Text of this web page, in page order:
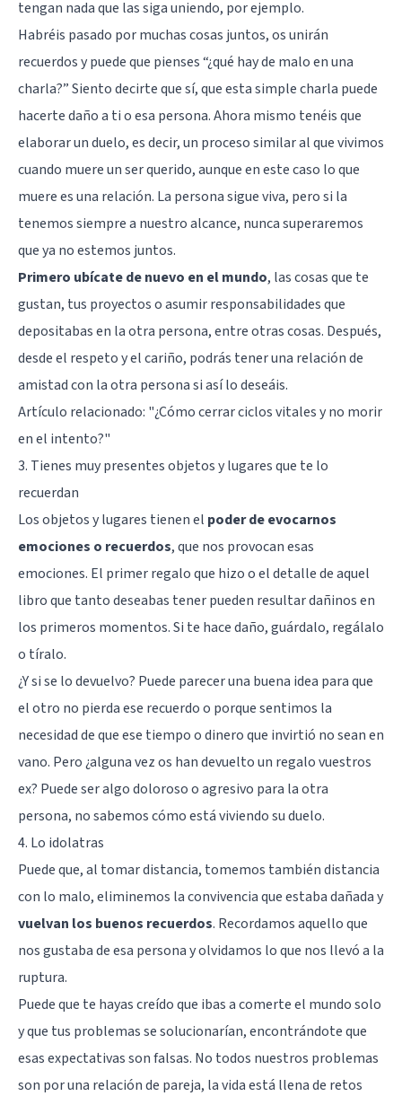
tengan nada que las siga uniendo, por ejemplo.
Habréis pasado por muchas cosas juntos, os unirán
recuerdos y puede que pienses “¿qué hay de malo en una
charla?” Siento decirte que sí, que esta simple charla puede
hacerte daño a ti o esa persona. Ahora mismo tenéis que
elaborar un duelo, es decir, un proceso similar al que vivimos
cuando muere un ser querido, aunque en este caso lo que
muere es una relación. La persona sigue viva, pero si la
tenemos siempre a nuestro alcance, nunca superaremos
que ya no estemos juntos.
Primero ubícate de nuevo en el mundo, las cosas que te
gustan, tus proyectos o asumir responsabilidades que
depositabas en la otra persona, entre otras cosas. Después,
desde el respeto y el cariño, podrás tener una relación de
amistad con la otra persona si así lo deseáis.
Artículo relacionado: "¿Cómo cerrar ciclos vitales y no morir
en el intento?"
3. Tienes muy presentes objetos y lugares que te lo
recuerdan
Los objetos y lugares tienen el poder de evocarnos
emociones o recuerdos, que nos provocan esas
emociones. El primer regalo que hizo o el detalle de aquel
libro que tanto deseabas tener pueden resultar dañinos en
los primeros momentos. Si te hace daño, guárdalo, regálalo
o tíralo.
¿Y si se lo devuelvo? Puede parecer una buena idea para que
el otro no pierda ese recuerdo o porque sentimos la
necesidad de que ese tiempo o dinero que invirtió no sean en
vano. Pero ¿alguna vez os han devuelto un regalo vuestros
ex? Puede ser algo doloroso o agresivo para la otra
persona, no sabemos cómo está viviendo su duelo.
4. Lo idolatras
Puede que, al tomar distancia, tomemos también distancia
con lo malo, eliminemos la convivencia que estaba dañada y
vuelvan los buenos recuerdos. Recordamos aquello que
nos gustaba de esa persona y olvidamos lo que nos llevó a la
ruptura.
Puede que te hayas creído que ibas a comerte el mundo solo
y que tus problemas se solucionarían, encontrándote que
esas expectativas son falsas. No todos nuestros problemas
son por una relación de pareja, la vida está llena de retos